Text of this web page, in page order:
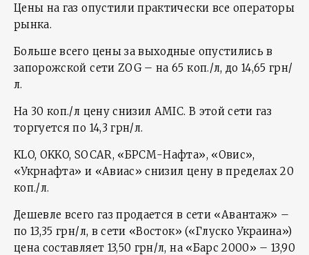
Цены на газ опустили практически все операторы
рынка.
Больше всего цены за выходные опустились в
запорожской сети ZOG – на 65 коп./л, до 14,65 грн/
л.
На 30 коп./л цену снизил AMIC. В этой сети газ
торгуется по 14,3 грн/л.
KLO, OKKO, SOCAR, «БРСМ-Нафта», «Овис»,
«Укрнафта» и «Авиас» снизил цену в пределах 20
коп./л.
Дешевле всего газ продается в сети «Авантаж» –
по 13,35 грн/л, в сети «Восток» («Глуско Украина»)
цена составляет 13,50 грн/л, на «Барс 2000» – 13,90